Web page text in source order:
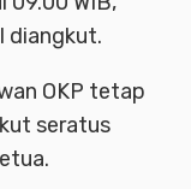
diangkut.
OKP tetap
seratus